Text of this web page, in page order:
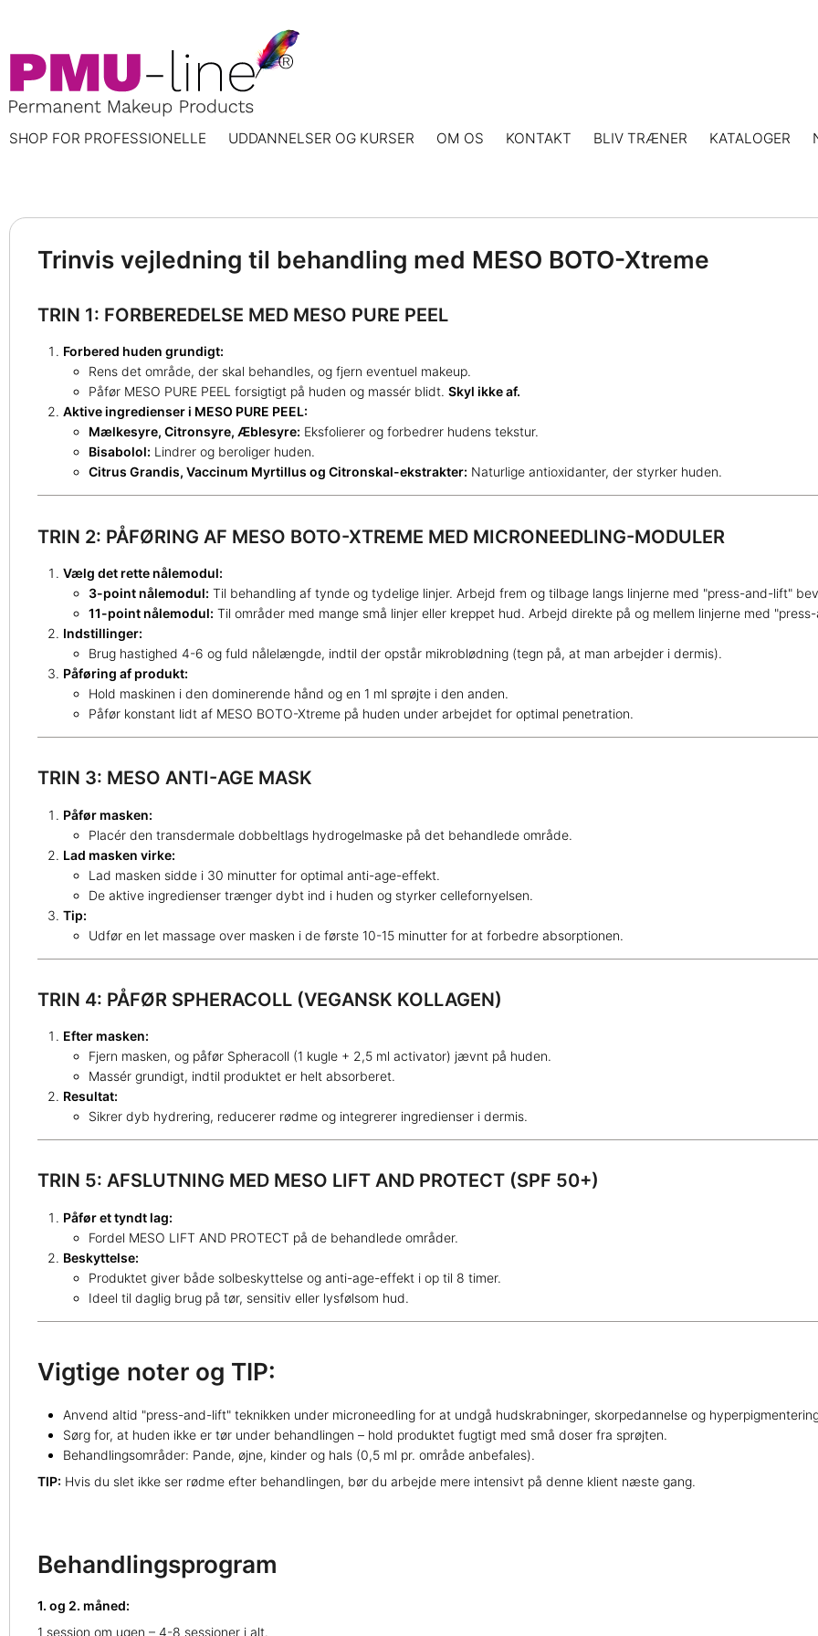
SHOP FOR PROFESSIONELLE UDDANNELSER OG KURSER OM OS KONTAKT BLIV TRÆNER KATALOGER
Trinvis vejledning til behandling med MESO BOTO-Xtreme
TRIN 1: FORBEREDELSE MED MESO PURE PEEL
Forbered huden grundigt:
Rens det område, der skal behandles, og fjern eventuel makeup.
Påfør MESO PURE PEEL forsigtigt på huden og massér blidt. Skyl ikke af.
Aktive ingredienser i MESO PURE PEEL:
Mælkesyre, Citronsyre, Æblesyre: Eksfolierer og forbedrer hudens tekstur.
Bisabolol: Lindrer og beroliger huden.
Citrus Grandis, Vaccinum Myrtillus og Citronskal-ekstrakter: Naturlige antioxidanter, der styrker huden.
TRIN 2: PÅFØRING AF MESO BOTO-XTREME MED MICRONEEDLING-MODULER
Vælg det rette nålemodul:
3-point nålemodul: Til behandling af tynde og tydelige linjer. Arbejd frem og tilbage langs linjerne med "press-and-lift"
11-point nålemodul: Til områder med mange små linjer eller kreppet hud. Arbejd direkte på og mellem linjerne med
Indstillinger:
Brug hastighed 4-6 og fuld nålelængde, indtil der opstår mikroblødning (tegn på, at man arbejder i dermis).
Påføring af produkt:
Hold maskinen i den dominerende hånd og en 1 ml sprøjte i den anden.
Påfør konstant lidt af MESO BOTO-Xtreme på huden under arbejdet for optimal penetration.
TRIN 3: MESO ANTI-AGE MASK
Påfør masken:
Placér den transdermale dobbeltlags hydrogelmaske på det behandlede område.
Lad masken virke:
Lad masken sidde i 30 minutter for optimal anti-age-effekt.
De aktive ingredienser trænger dybt ind i huden og styrker cellefornyelsen.
Tip:
Udfør en let massage over masken i de første 10-15 minutter for at forbedre absorptionen.
TRIN 4: PÅFØR SPHERACOLL (VEGANSK KOLLAGEN)
Efter masken:
Fjern masken, og påfør Spheracoll (1 kugle + 2,5 ml activator) jævnt på huden.
Massér grundigt, indtil produktet er helt absorberet.
Resultat:
Sikrer dyb hydrering, reducerer rødme og integrerer ingredienser i dermis.
TRIN 5: AFSLUTNING MED MESO LIFT AND PROTECT (SPF 50+)
Påfør et tyndt lag:
Fordel MESO LIFT AND PROTECT på de behandlede områder.
Beskyttelse:
Produktet giver både solbeskyttelse og anti-age-effekt i op til 8 timer.
Ideel til daglig brug på tør, sensitiv eller lysfølsom hud.
Vigtige noter og TIP:
Anvend altid "press-and-lift" teknikken under microneedling for at undgå hudskrabninger, skorpedannelse og
Sørg for, at huden ikke er tør under behandlingen – hold produktet fugtigt med små doser fra sprøjten.
Behandlingsområder: Pande, øjne, kinder og hals (0,5 ml pr. område anbefales).
TIP: Hvis du slet ikke ser rødme efter behandlingen, bør du arbejde mere intensivt på denne klient næste gang.
Behandlingsprogram
1. og 2. måned:
1 session om ugen – 4-8 sessioner i alt.